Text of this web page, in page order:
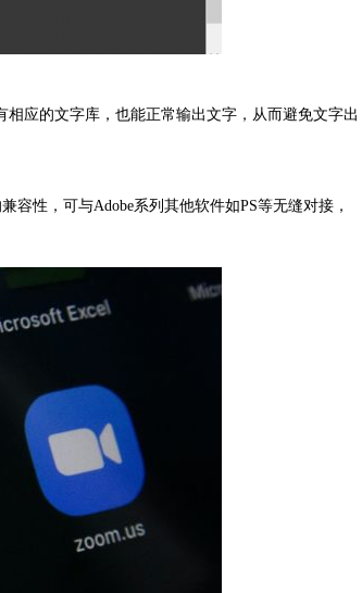
应的文字库，也能正常输出文字，从而避免文字出
性，可与Adobe系列其他软件如PS等无缝对接，